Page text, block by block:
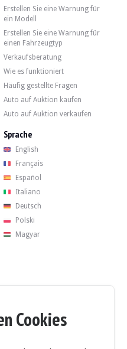
Erstellen Sie eine Warnung für
ein Modell
Erstellen Sie eine Warnung für
einen Fahrzeugtyp
Verkaufsberatung
Wie es funktioniert
Häufig gestellte Fragen
Auto auf Auktion kaufen
Auto auf Auktion verkaufen
Sprache
English
Français
Español
Italiano
Deutsch
Polski
Magyar
Cookies